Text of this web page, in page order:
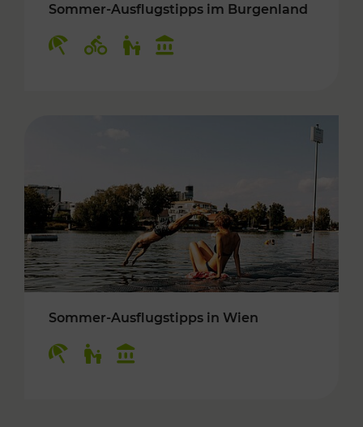
Sommer-Ausflugstipps im Burgenland
Sommer-Ausflugstipps in Wien